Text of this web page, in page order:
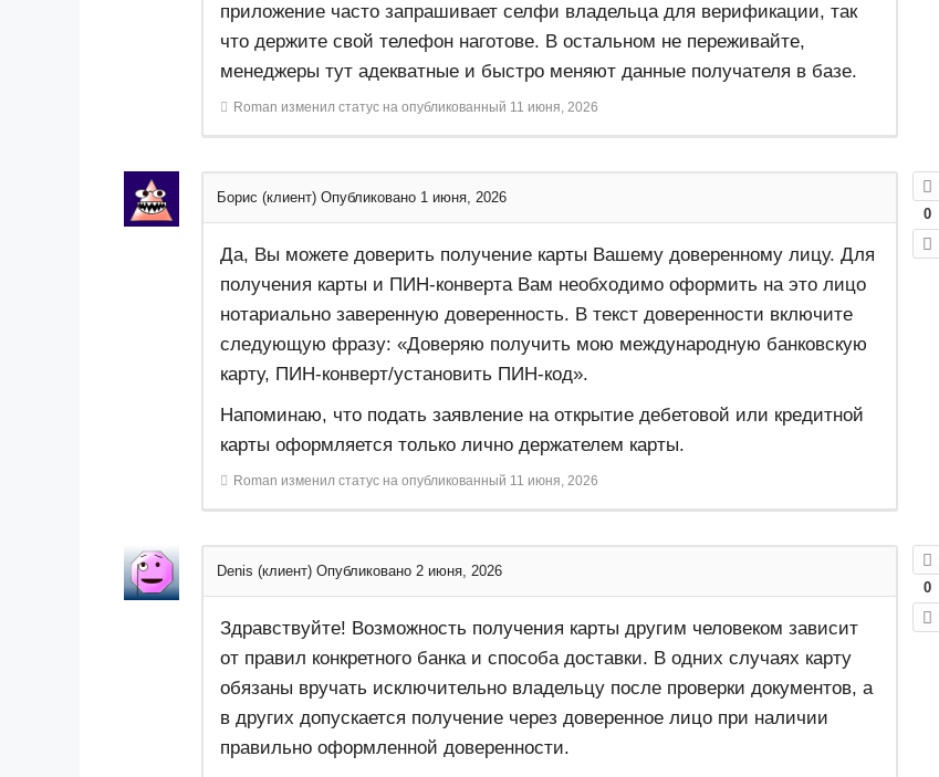
приложение часто запрашивает селфи владельца для верификации, так
что держите свой телефон наготове. В остальном не переживайте,
менеджеры тут адекватные и быстро меняют данные получателя в базе.
Roman изменил статус на опубликованный 11 июня, 2026
0
Борис (клиент) Опубликовано 1 июня, 2026
Да, Вы можете доверить получение карты Вашему доверенному лицу. Для
получения карты и ПИН-конверта Вам необходимо оформить на это лицо
нотариально заверенную доверенность. В текст доверенности включите
следующую фразу: «Доверяю получить мою международную банковскую
карту, ПИН-конверт/установить ПИН-код».
Напоминаю, что подать заявление на открытие дебетовой или кредитной
карты оформляется только лично держателем карты.
Roman изменил статус на опубликованный 11 июня, 2026
0
Denis (клиент) Опубликовано 2 июня, 2026
Здравствуйте! Возможность получения карты другим человеком зависит
от правил конкретного банка и способа доставки. В одних случаях карту
обязаны вручать исключительно владельцу после проверки документов, а
в других допускается получение через доверенное лицо при наличии
правильно оформленной доверенности.